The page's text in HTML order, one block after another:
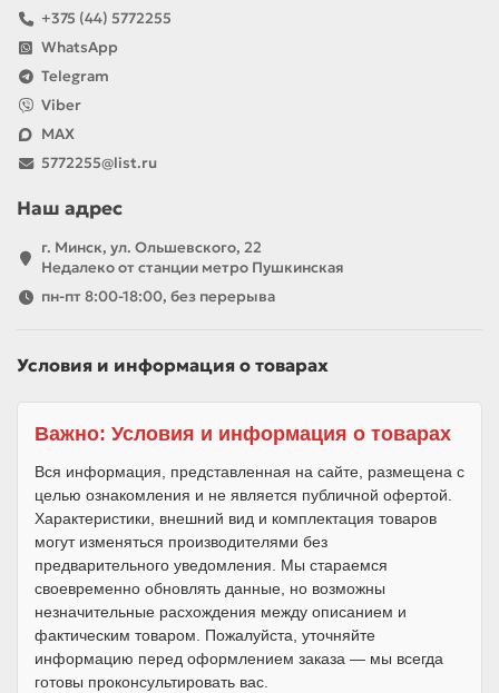
+375 (44) 5772255
WhatsApp
Telegram
Viber
MAX
5772255@list.ru
Наш адрес
г. Минск, ул. Ольшевского, 22
Недалеко от станции метро Пушкинская
пн-пт 8:00-18:00, без перерыва
Условия и информация о товарах
Важно: Условия и информация о товарах
Вся информация, представленная на сайте, размещена с
целью ознакомления и не является публичной офертой.
Характеристики, внешний вид и комплектация товаров
могут изменяться производителями без
предварительного уведомления. Мы стараемся
своевременно обновлять данные, но возможны
незначительные расхождения между описанием и
фактическим товаром. Пожалуйста, уточняйте
информацию перед оформлением заказа — мы всегда
готовы проконсультировать вас.